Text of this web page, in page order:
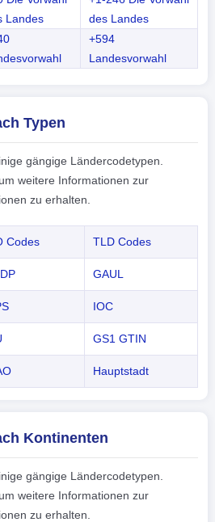
Landes
des Landes
+594
Landesvorwahl
Typen
gängige Ländercodetypen.
weitere Informationen zur
zu erhalten.
Codes TLD Codes
GAUL
IOC
GS1 GTIN
Hauptstadt
Kontinenten
gängige Ländercodetypen.
weitere Informationen zur
zu erhalten.